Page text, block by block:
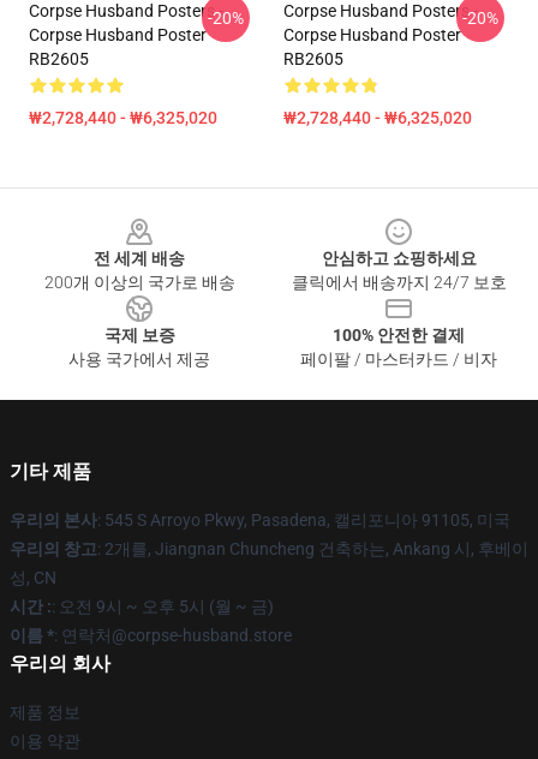
Corpse Husband Posters -
Corpse Husband Poster
RB2605
₩2,728,440 - ₩6,325,020
-20%
Corpse Husband Posters -
Corpse Husband Poster
RB2605
₩2,728,440 - ₩6,325,020
-20%
전 세계 배송
200개 이상의 국가로 배송
안심하고 쇼핑하세요
클릭에서 배송까지 24/7 보호
국제 보증
사용 국가에서 제공
100% 안전한 결제
페이팔 / 마스터카드 / 비자
기타 제품
우리의 본사: 545 S Arroyo Pkwy, Pasadena, 캘리포니아 91105, 미국
우리의 창고: 2개를, Jiangnan Chuncheng 건축하는, Ankang 시, 후베이
성, CN
시간 :: 오전 9시 ~ 오후 5시 (월 ~ 금)
이름 *: 연락처@corpse-husband.store
우리의 회사
제품 정보
이용 약관